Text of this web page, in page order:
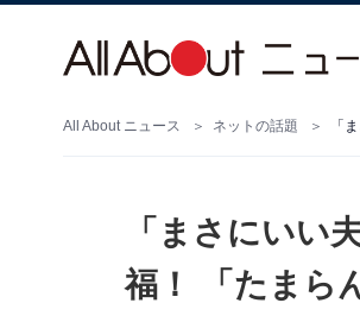
All About ニュース ネットの話題 「
「まさにいい
福！ 「たまら